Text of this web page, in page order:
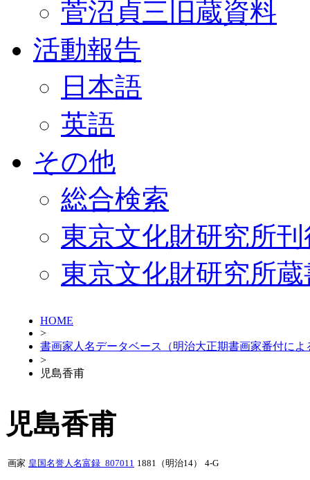
菅沼貞三旧蔵資料
活動報告
日本語
英語
その他
総合検索
東京文化財研究所
東京文化財研究所
HOME
>
書画家人名データベース（明治大正期書画家番付によ
>
児島香甫
児島香甫
画家 皇国名誉人名富録_807011 1881（明治14） 4-G